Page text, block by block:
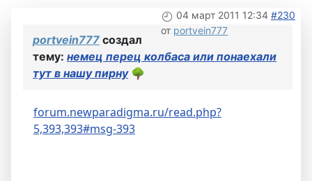
04 март 2011 12:34 #230
от portvein777
portvein777 создал
тему: немец перец колбаса или понаехали
тут в нашу пирну 🌳
forum.newparadigma.ru/read.php?
5,393,393#msg-393